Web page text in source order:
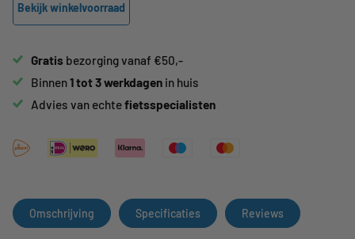
Bekijk winkelvoorraad
Gratis bezorging vanaf €50,-
Binnen1 tot 3 werkdagen in huis
Advies van echtefietsspecialisten
Omschrijving Specificaties Reviews